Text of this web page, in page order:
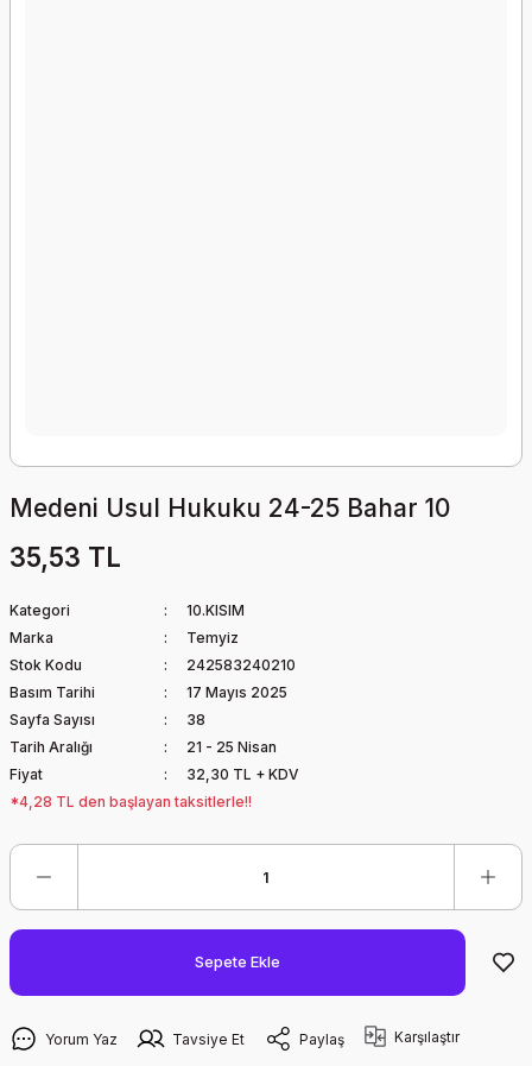
Medeni Usul Hukuku 24-25 Bahar 10
35,53 TL
Kategori
10.KISIM
Marka
Temyiz
Stok Kodu
242583240210
Basım Tarihi
17 Mayıs 2025
Sayfa Sayısı
38
Tarih Aralığı
21 - 25 Nisan
Fiyat
32,30 TL + KDV
*4,28 TL den başlayan taksitlerle!!
Sepete Ekle
Yorum Yaz Tavsiye Et Paylaş Karşılaştır